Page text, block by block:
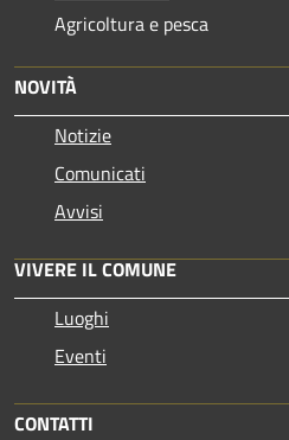
Agricoltura e pesca
NOVITÀ
Notizie
Comunicati
Avvisi
VIVERE IL COMUNE
Luoghi
Eventi
CONTATTI